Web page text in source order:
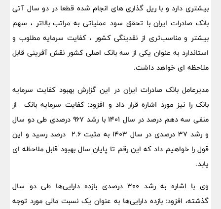
بیشتری دارد و با ریل گذاری های انجام شده قطعا در دو سال‌ آتی
بانک صادرات ایران با تحقق سود عملیاتی به مراتب بالاتر ، سهم
بیشتر و مناسب‌تری از نقدینگی کشور ، کفایت سرمایه مطلوب و
استاندارد به عنوان یکی از سه بانک اصلی کشور نقش آفرینی قابل
ملاحظه ای خواهد داشت.
مدیرعامل بانک صادرات ایران در این گزارش بهبود کفایت سرمایه
بانک را نیز مورد اشاره قرار داد و افزود: کفایت سرمایه بانک از
منفی سه دهم درصد در سال ۱۴۰۱ با رشد ۹۶۷ درصدی طی دو سال
و رشد ۳۷ درصدی در سال ۱۴۰۳ به مثبت 2.6 درصد رسید و این
قول را خواهیم داد که این رقم تا پایان سال بهبود قابل ملاحظه ای
یابد.
وی با اشاره به رشد 300 درصدی بازده دارایی‌ها طی دو سال
گذشته، افزود: بازده دارایی‌ها به عنوان یک نسبت مالی مورد توجه